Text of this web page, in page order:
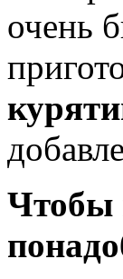
очень
Чтобы